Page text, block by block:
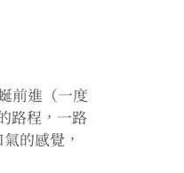
前進（一度
路程，一路
的感覺，